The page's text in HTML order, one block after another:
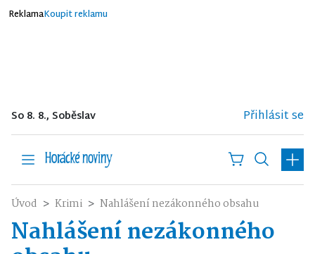
ReklamaKoupit reklamu
So 8. 8., Soběslav Přihlásit se
Úvod Krimi Nahlášení nezákonného obsahu
Nahlášení nezákonného